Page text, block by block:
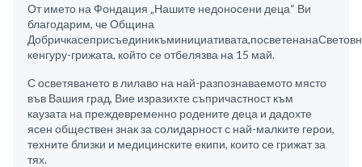
От името на Фондация „Нашите недоносени деца“ Ви
благодарим, че Община
кенгуру-грижата, който се отбелязва на 15 май.
С осветяването в лилаво на най-разпознаваемото място
във Вашия град, Вие изразихте съпричастност към
каузата на преждевременно родените деца и дадохте
ясен обществен знак за солидарност с най-малките герои,
техните близки и медицинските екипи, които се грижат за
тях.